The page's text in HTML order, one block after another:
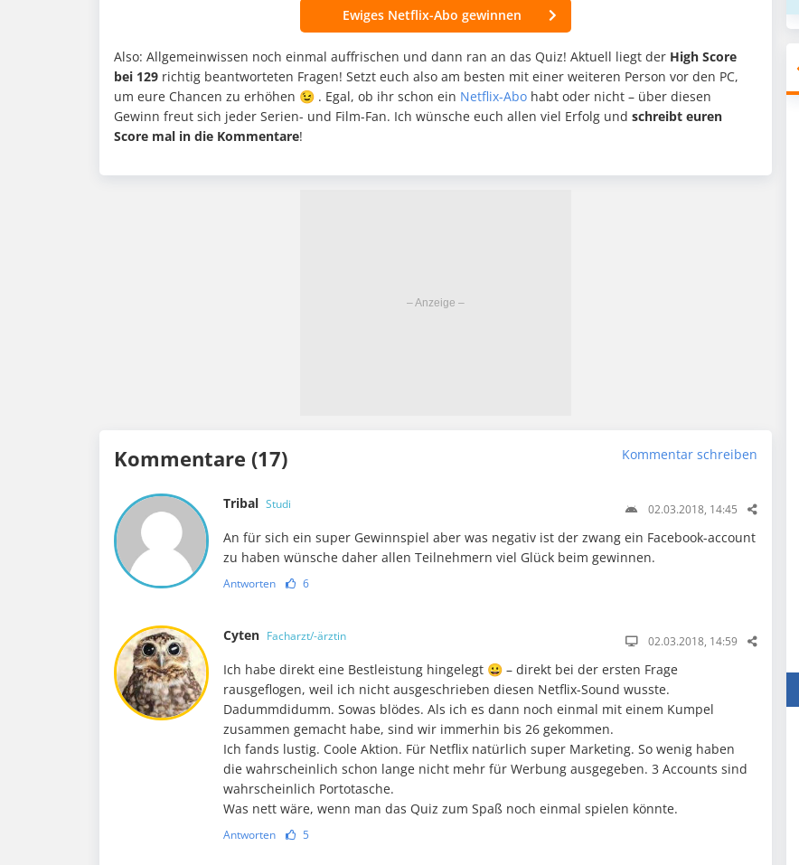
Ewiges Netflix-Abo gewinnen
Also: Allgemeinwissen noch einmal auffrischen und dann ran an das Quiz! Aktuell liegt der High Score
bei 129 richtig beantworteten Fragen! Setzt euch also am besten mit einer weiteren Person vor den PC,
um eure Chancen zu erhöhen 😉 . Egal, ob ihr schon ein Netflix-Abo habt oder nicht – über diesen
Gewinn freut sich jeder Serien- und Film-Fan. Ich wünsche euch allen viel Erfolg und schreibt euren
Score mal in die Kommentare!
Kommentare (17) Kommentar schreiben
Tribal Studi 02.03.2018, 14:45
An für sich ein super Gewinnspiel aber was negativ ist der zwang ein Facebook-account
zu haben wünsche daher allen Teilnehmern viel Glück beim gewinnen.
Antworten 6
Cyten Facharzt/-ärztin 02.03.2018, 14:59
Ich habe direkt eine Bestleistung hingelegt 😀 – direkt bei der ersten Frage
rausgeflogen, weil ich nicht ausgeschrieben diesen Netflix-Sound wusste.
Dadummdidumm. Sowas blödes. Als ich es dann noch einmal mit einem Kumpel
zusammen gemacht habe, sind wir immerhin bis 26 gekommen.
Ich fands lustig. Coole Aktion. Für Netflix natürlich super Marketing. So wenig haben
die wahrscheinlich schon lange nicht mehr für Werbung ausgegeben. 3 Accounts sind
wahrscheinlich Portotasche.
Was nett wäre, wenn man das Quiz zum Spaß noch einmal spielen könnte.
Antworten 5